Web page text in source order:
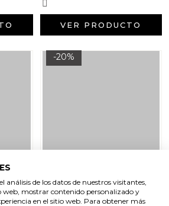
VER PRODUCTO
-20%
Botella 500 ml plastico
blanca tapon rojo
análisis de los datos de nuestros visitantes,
mostrar contenido personalizado y
en el sitio web. Para obtener más